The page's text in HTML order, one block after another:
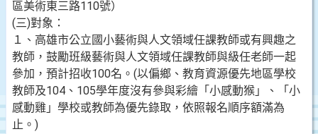
區美術東三路110號）
(三)對象：
１、高雄市公立國小藝術與人文領域任課教師或有興趣之
教師，鼓勵班級藝術與人文領域任課教師與級任老師一起
參加，預計招收100名。(以偏鄉、教育資源優先地區學校
教師及104、105學年度沒有參與彩繪「小感動猴」、「小
感動雞」學校或教師為優先錄取，依照報名順序額滿為
止。)